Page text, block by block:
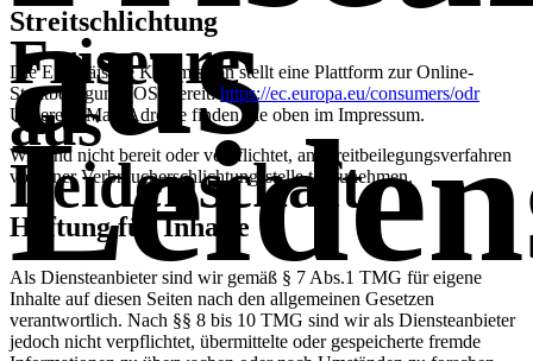
aus
Friseure
aus
Leidenschaft
Streitschlichtung
Die Europäische Kommission stellt eine Plattform zur Online-
Streitbeilegung (OS) bereit: https://ec.europa.eu/consumers/odr
Unsere E-Mail-Adresse finden Sie oben im Impressum.
Wir sind nicht bereit oder verpflichtet, an Streitbeilegungsverfahren
vor einer Verbraucherschlichtungsstelle teilzunehmen.
Haftung für Inhalte
Als Diensteanbieter sind wir gemäß § 7 Abs.1 TMG für eigene
Inhalte auf diesen Seiten nach den allgemeinen Gesetzen
verantwortlich. Nach §§ 8 bis 10 TMG sind wir als Diensteanbieter
jedoch nicht verpflichtet, übermittelte oder gespeicherte fremde